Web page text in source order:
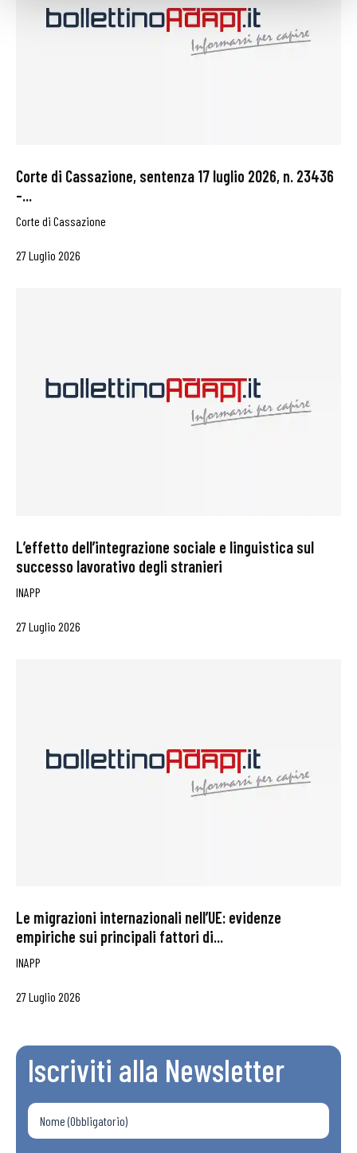
Corte di Cassazione, sentenza 17 luglio 2026, n. 23436
–...
Corte di Cassazione
27 Luglio 2026
L’effetto dell’integrazione sociale e linguistica sul
successo lavorativo degli stranieri
INAPP
27 Luglio 2026
Le migrazioni internazionali nell’UE: evidenze
empiriche sui principali fattori di...
INAPP
27 Luglio 2026
Iscriviti alla Newsletter